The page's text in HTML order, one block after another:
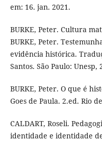
em: 16. jan. 2021.
BURKE, Peter. Cultura
BURKE, Peter.
evidência histórica.
Santos. São Paulo: Unesp,
BURKE, Peter. O que é
Goes de Paula. 2.ed. Rio
CALDART, Roseli.
identidade e identidade